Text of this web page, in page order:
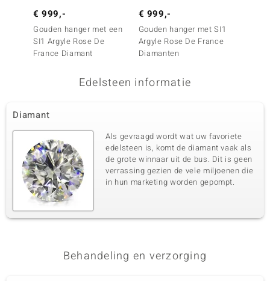
Vierde edelsteen
Edelsteen exact
SI1 Argyle Rose de France
Diamant
Aantal en grootte
14 à 1 mm
Rond Brilliant Geslepen
Pave
€ 999,-
Gouden hanger met een
SI1 Argyle Rose De
France Diamant
€ 999,-
Gouden hanger met SI1
Argyle Rose De France
Diamanten
Edelsteen informatie
Diamant
Als gevraagd wordt wat uw favoriete
edelsteen is, komt de diamant vaak als
de grote winnaar uit de bus. Dit is geen
verrassing gezien de vele miljoenen die
in hun marketing worden gepompt.
Behandeling en verzorging